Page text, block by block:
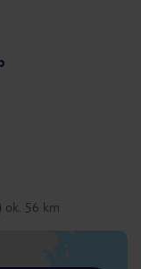
ok. 56 km